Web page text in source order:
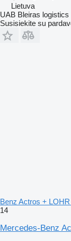
Lietuva
UAB Bleiras logistics
Susisiekite su
Benz Actros +
14
Mercedes-Benz